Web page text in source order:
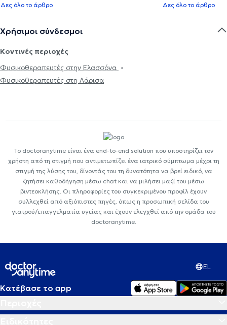
Δες όλο το άρθρο Δες όλο το άρθρο
Χρήσιμοι σύνδεσμοι
Κοντινές περιοχές
Φυσικοθεραπευτές στην Ελασσόνα
Φυσικοθεραπευτές στη Λάρισα
Το doctoranytime είναι ένα end-to-end solution που υποστηρίζει τον
χρήστη από τη στιγμή που αντιμετωπίζει ένα ιατρικό σύμπτωμα μέχρι τη
στιγμή της λύσης του, δίνοντάς του τη δυνατότητα να βρεί ειδικό, να
ζητήσει καθοδήγηση μέσω chat και να μιλήσει μαζί του μέσω
βιντεοκλήσης. Οι πληροφορίες του συγκεκριμένου προφίλ έχουν
συλλεχθεί από αξιόπιστες πηγές, όπως η προσωπική σελίδα του
γιατρού/επαγγελματία υγείας και έχουν ελεγχθεί από την ομάδα του
doctoranytime.
EL
Κατέβασε το app